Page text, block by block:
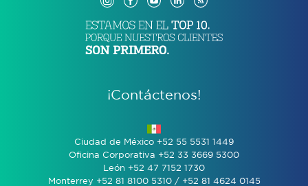
¡Contáctenos!
Ciudad de México +52 55 5531 1449
Oficina Corporativa +52 33 3669 5300
León +52 47 7152 1730
Monterrey +52 81 8100 5310 / +52 81 4624 0145